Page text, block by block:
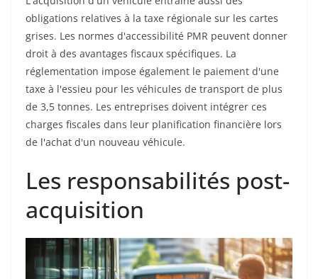
obligations relatives à la taxe régionale sur les cartes
grises. Les normes d'accessibilité PMR peuvent donner
droit à des avantages fiscaux spécifiques. La
réglementation impose également le paiement d'une
taxe à l'essieu pour les véhicules de transport de plus
de 3,5 tonnes. Les entreprises doivent intégrer ces
charges fiscales dans leur planification financière lors
de l'achat d'un nouveau véhicule.
Les responsabilités post-
acquisition